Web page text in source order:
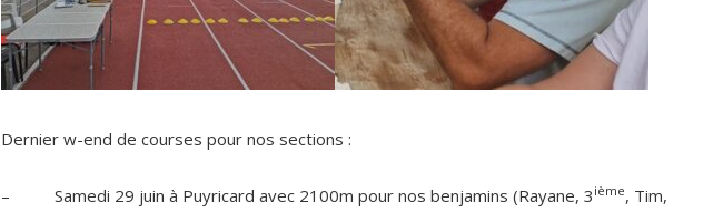
Dernier w-end de courses pour nos sections :
– Samedi 29 juin à Puyricard avec 2100m pour nos benjamins (Rayane, 3 ième, Tim,